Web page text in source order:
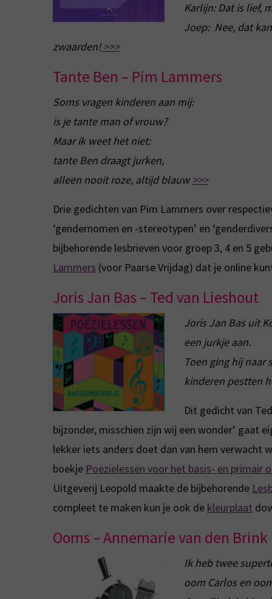
Karlijn: Dat is lief,
Joep: Nee, dat
zwaarden!>>>
Tante Ben – Pim Lammers
Soms vragen kinderen aan mij:
is je tante man of vrouw?
Maar ik weet het niet:
tante Ben draagt jurken,
alleen nooit roze, altijd blauw>>>
Drie gedichten van Pim Lammers over
‘gendernomen en -stereotypen’ en
bijbehorende lesbrieven voor groep 3, 4 en 5
Lammers (voor Paarse Vrijdag) dat je online
Joris Jan Bas – Ted van Lieshout
Joris Jan Bas uit
een jurkje aan.
Toen ging hij naar
kinderen pestten
Dit gedicht van
bijzonder, misschien zijn wij een wonder’ gaat
lekker iets anders doet dan van hem
boekje Poëzielessen voor het basis- en primair
Uitgeverij Leopold maakte de bijbehorende
compleet te maken kun je ook de kleurplaat
Ooms – Annemarie van den Brink
Ik heb twee
oom Carlos en